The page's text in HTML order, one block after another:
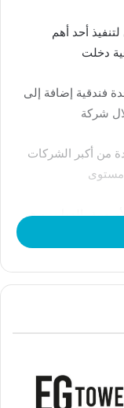
أحد أهم
دخلت
الأولى بأعمال حفر و تأسيس 170 وحدة فندقية إضافة إلى
شركة
من أكبر الشركات
مستوى
بالدول ، و هو
على
التجارية
في السوق
المشروع خلال